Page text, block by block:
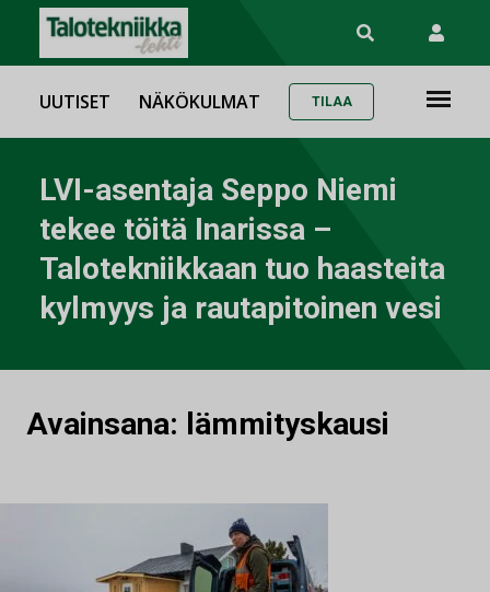
UUTISET NÄKÖKULMAT TILAA
LVI-asentaja Seppo Niemi
tekee töitä Inarissa –
Talotekniikkaan tuo haasteita
kylmyys ja rautapitoinen vesi
Avainsana: lämmityskausi